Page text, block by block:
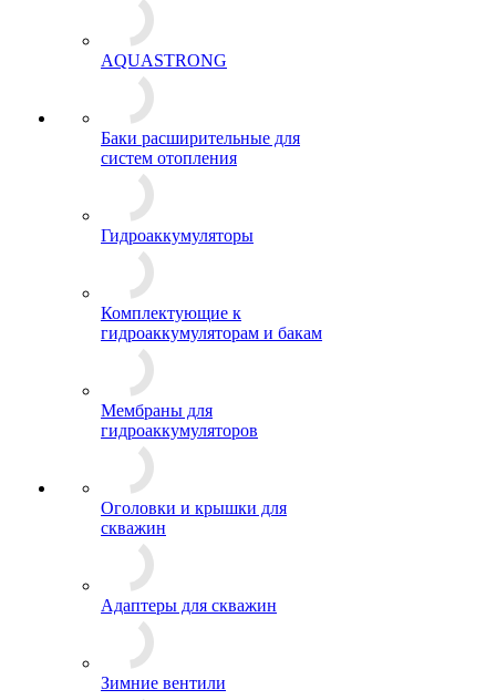
AQUASTRONG
Баки расширительные для
систем отопления
Гидроаккумуляторы
Комплектующие к
гидроаккумуляторам и бакам
Мембраны для
гидроаккумуляторов
Оголовки и крышки для
скважин
Адаптеры для скважин
Зимние вентили